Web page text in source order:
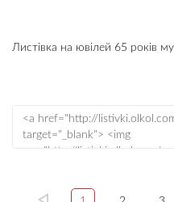
Листівка на ювілей 65 років